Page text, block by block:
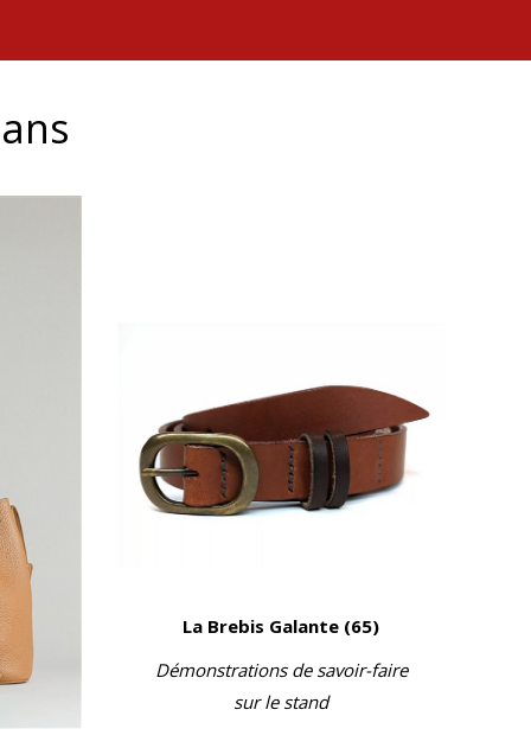
La Brebis Galante (65)
Démonstrations de savoir-faire
sur le stand